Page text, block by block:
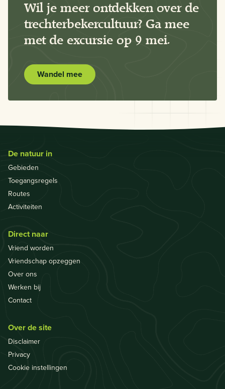
Wil je meer ontdekken over de
trechterbekercultuur? Ga mee
met de excursie op 9 mei.
Wandel mee
De natuur in
Gebieden
Toegangsregels
Routes
Activiteiten
Direct naar
Vriend worden
Vriendschap opzeggen
Over ons
Werken bij
Contact
Over de site
Disclaimer
Privacy
Cookie instellingen